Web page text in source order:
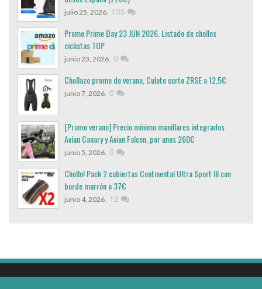
julio 25, 2026, 135
Promo Prime Day 23 JUN 2026. Listado de chollos
ciclistas TOP
junio 23, 2026, 0
Chollazo promo de verano, Culote corto ZRSE a 12,5€
junio 7, 2026, 0
[Promo verano] Precio mínimo manillares integrados
Avian Canary y Avian Falcon, por unos 260€
junio 5, 2026, 0
Chollo! Pack 2 cubiertas Continental Ultra Sport III con
borde marrón a 37€
junio 4, 2026, 12